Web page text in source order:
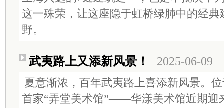
这一殊荣，让这座隐于虹桥绿肺中的经
野。
武夷路上又添新风景！ 2025-06-09
夏意渐浓，百年武夷路上喜添新风景。
首家“弄堂美术馆”——华漾美术馆近期迎